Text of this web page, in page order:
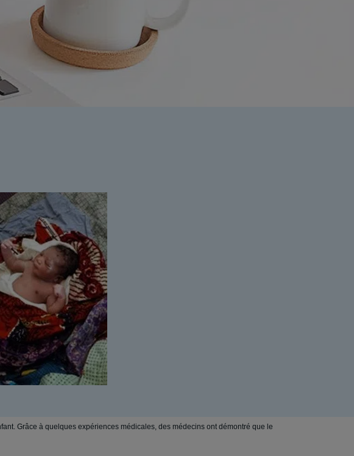
Formation
Grâce à quelques expériences médicales, des médecins ont démontré que le